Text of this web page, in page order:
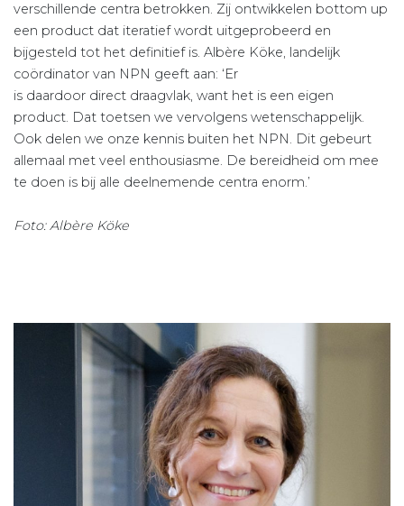
verschillende centra betrokken. Zij ontwikkelen bottom up
een product dat iteratief wordt uitgeprobeerd en
bijgesteld tot het definitief is. Albère Köke, landelijk
coördinator van NPN geeft aan: ‘Er
is daardoor direct draagvlak, want het is een eigen
product. Dat toetsen we vervolgens wetenschappelijk.
Ook delen we onze kennis buiten het NPN. Dit gebeurt
allemaal met veel enthousiasme. De bereidheid om mee
te doen is bij alle deelnemende centra enorm.’
Foto: Albère Köke